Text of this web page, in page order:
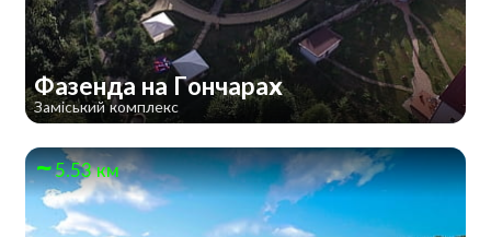
Фазенда на Гончарах
Заміський комплекс
5.53 км